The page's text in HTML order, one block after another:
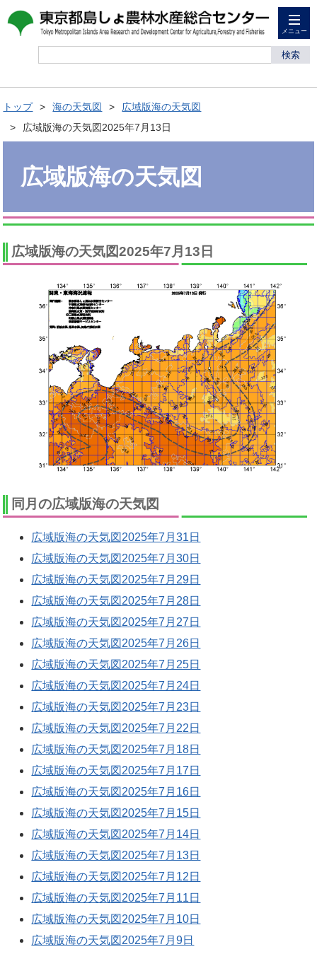
メニュー
検索
トップ 海の天気図
広域版海の天気図
広域版海の天気図2025年7月13日
広域版海の天気図
広域版海の天気図2025年7月13日
同月の広域版海の天気図
広域版海の天気図2025年7月31日
広域版海の天気図2025年7月30日
広域版海の天気図2025年7月29日
広域版海の天気図2025年7月28日
広域版海の天気図2025年7月27日
広域版海の天気図2025年7月26日
広域版海の天気図2025年7月25日
広域版海の天気図2025年7月24日
広域版海の天気図2025年7月23日
広域版海の天気図2025年7月22日
広域版海の天気図2025年7月18日
広域版海の天気図2025年7月17日
広域版海の天気図2025年7月16日
広域版海の天気図2025年7月15日
広域版海の天気図2025年7月14日
広域版海の天気図2025年7月13日
広域版海の天気図2025年7月12日
広域版海の天気図2025年7月11日
広域版海の天気図2025年7月10日
広域版海の天気図2025年7月9日